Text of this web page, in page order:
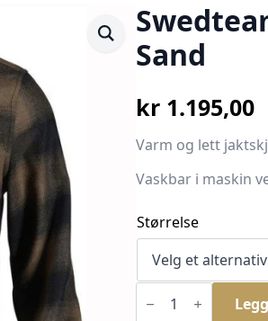
Sand
kr 1.195,00
Varm og lett
Vaskbar i maskin
Størrelse
Swedteam
Lynx